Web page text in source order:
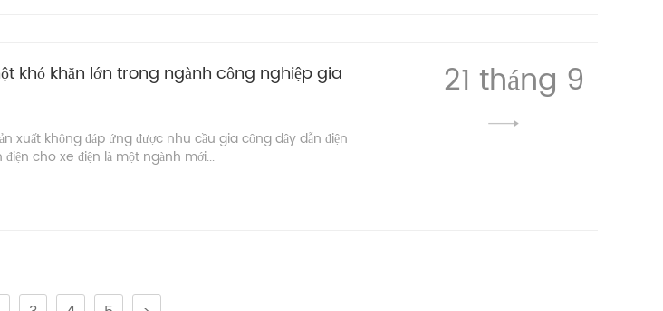
khó khăn lớn trong ngành công nghiệp gia
xuất không đáp ứng được nhu cầu gia công dây dẫn điện
cho xe điện là một ngành mới...
21 tháng 9